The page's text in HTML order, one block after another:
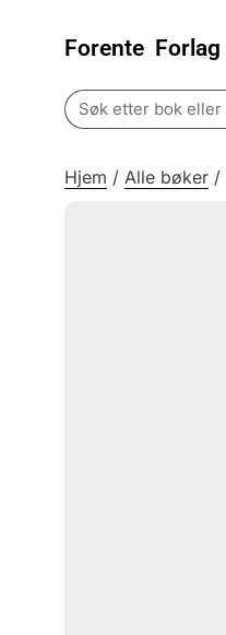
Forente Forlag
Search
for:
Hjem / Alle bøker /